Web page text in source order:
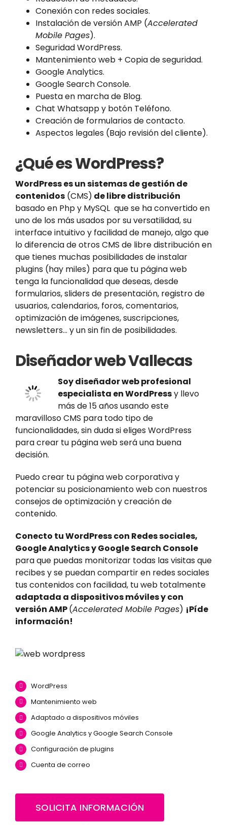
Conexión con redes sociales.
Instalación de versión AMP (Accelerated
Mobile Pages).
Seguridad WordPress.
Mantenimiento web + Copia de seguridad.
Google Analytics.
Google Search Console.
Puesta en marcha de Blog.
Chat Whatsapp y botón Teléfono.
Creación de formularios de contacto.
Aspectos legales (Bajo revisión del cliente).
¿Qué es WordPress?
WordPress es un sistemas de gestión de
contenidos(CMS) de libre distribución
basado en Php y MySQL que se ha convertido en
uno de los más usados por su versatilidad, su
interface intuitivo y facilidad de manejo, algo que
lo diferencia de otros CMS de libre distribución en
que tienes muchas posibilidades de instalar
plugins (hay miles) para que tu página web
tenga la funcionalidad que deseas, desde
formularios, sliders de presentación, registro de
usuarios, calendarios, foros, comentarios,
optimización de imágenes, suscripciones,
newsletters… y un sin fin de posibilidades.
Diseñador web Vallecas
Soy diseñador web profesional
especialista en WordPressy llevo
más de 15 años usando este
maravilloso CMS para todo tipo de
funcionalidades, sin duda si eliges WordPress
para crear tu página web será una buena
decisión.
Puedo crear tu página web corporativa y
potenciar su posicionamiento web con nuestros
consejos de optimización y creación de
contenido.
Conecto tu WordPress con Redes sociales,
Google Analytics y Google Search Console
para que puedas monitorizar todas las visitas que
recibes y se puedan compartir en redes sociales
tus contenidos con facilidad, tu web totalmente
adaptada a dispositivos móviles y con
versión AMP(Accelerated Mobile Pages) ¡Píde
información!
WordPress
Mantenimiento web
Adaptado a dispositivos móviles
Google Analytics y Google Search Console
Configuración de plugins
Cuenta de correo
SOLICITA INFORMACIÓN